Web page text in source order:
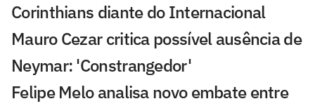
Corinthians diante do Internacional
Mauro Cezar critica possível ausência de
Neymar: 'Constrangedor'
Felipe Melo analisa novo embate entre